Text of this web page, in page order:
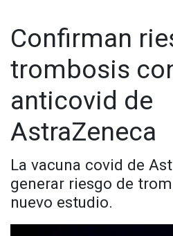
Confirman
trombosis
anticovid de
AstraZeneca
La vacuna covid de
generar riesgo de
nuevo estudio.